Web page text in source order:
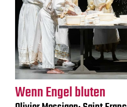
Wenn Engel bluten